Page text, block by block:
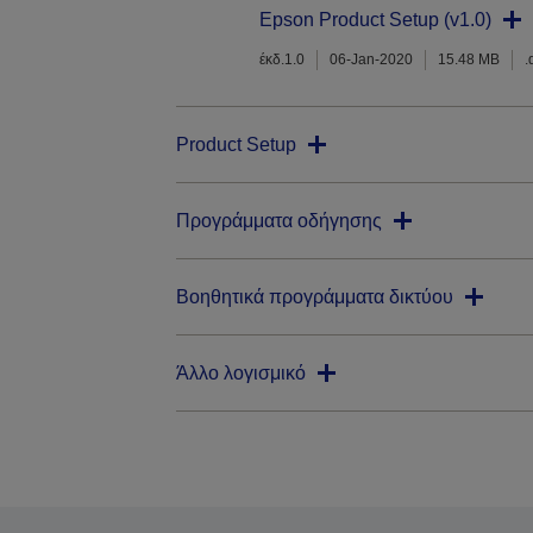
Epson Product Setup (v1.0)
έκδ.1.0 06-Jan-2020 15.48 MB
Product Setup
Προγράμματα οδήγησης
Βοηθητικά προγράμματα δικτύου
Άλλο λογισμικό